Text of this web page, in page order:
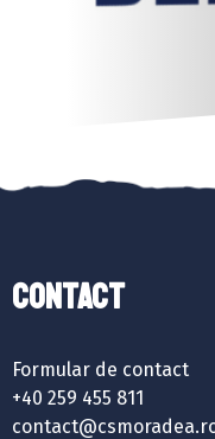
Contact
Formular de contact
+40 259 455 811